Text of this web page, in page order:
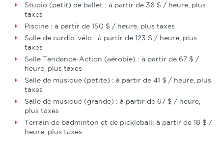
Studio (petit) de ballet : à partir de 36 $ / heure, plus
taxes
Piscine : à partir de 150 $ / heure, plus taxes
Salle de cardio-vélo : à partir de 123 $ / heure, plus
taxes
Salle Tendance-Action (aérobie) : à partir de 67 $ /
heure, plus taxes
Salle de musique (petite) : à partir de 41 $ / heure, plus
taxes
Salle de musique (grande) : à partir de 67 $ / heure,
plus taxes
Terrain de badminton et de pickleball: à partir de 18 $ /
heure, plus taxes